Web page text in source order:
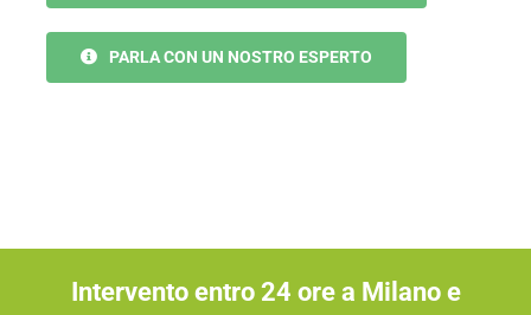
PARLA CON UN NOSTRO ESPERTO
Intervento entro 24 ore a Milano e